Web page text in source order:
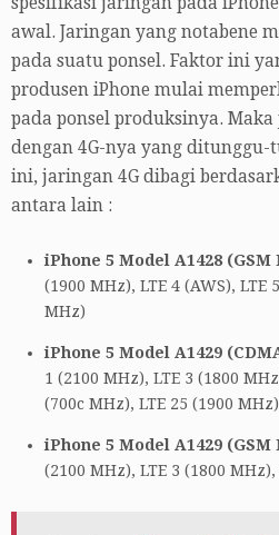
awal. Jaringan yang notabene
pada suatu ponsel. Faktor ini
produsen iPhone mulai
pada ponsel produksinya.
dengan 4G-nya yang ditunggu-
ini, jaringan 4G dibagi
antara lain :
iPhone 5 Model A1428 (GSM
(1900 MHz), LTE 4 (AWS), LTE
MHz)
iPhone 5 Model A1429
1 (2100 MHz), LTE 3 (1800
(700c MHz), LTE 25 (1900 MHz)
iPhone 5 Model A1429 (GSM
(2100 MHz), LTE 3 (1800